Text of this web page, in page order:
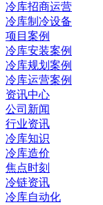
冷库招商运营
冷库制冷设备
项目案例
冷库安装案例
冷库规划案例
冷库运营案例
资讯中心
公司新闻
行业资讯
冷库知识
冷库造价
焦点时刻
冷链资讯
冷库自动化